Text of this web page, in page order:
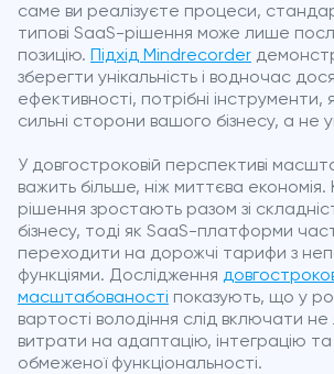
саме ви реалізуєте процеси,
типові SaaS-рішення може лише
позицію.
Підхід Mindrecorder
зберегти унікальність і водночас
ефективності, потрібні інструменти,
сильні сторони вашого бізнесу, а не
У довгостроковій перспективі
важить більше, ніж миттєва економія.
рішення зростають разом зі
бізнесу, тоді як SaaS-платформи
переходити на дорожчі тарифи з
функціями. Дослідження
масштабованості показують, що у
вартості володіння слід включати не
витрати на адаптацію, інтеграцію та
обмеженої функціональності.